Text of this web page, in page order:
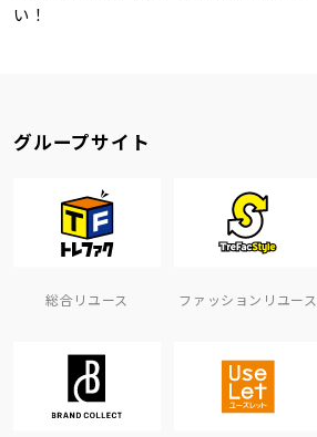
い！
グループサイト
総合リユース ファッションリユース